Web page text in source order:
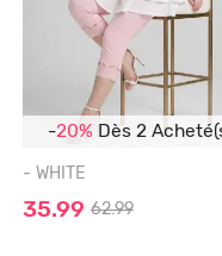
-20% Dès 2
- WHITE
35.99 62.99